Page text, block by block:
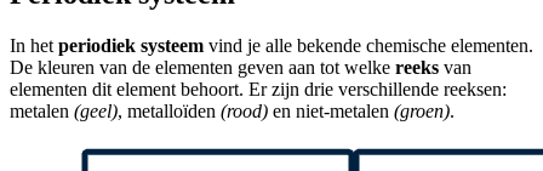
In het periodiek systeem vind je alle bekende chemische elementen.
De kleuren van de elementen geven aan tot welke reeks van
elementen dit element behoort. Er zijn drie verschillende reeksen:
metalen (geel), metalloïden (rood) en niet-metalen (groen).